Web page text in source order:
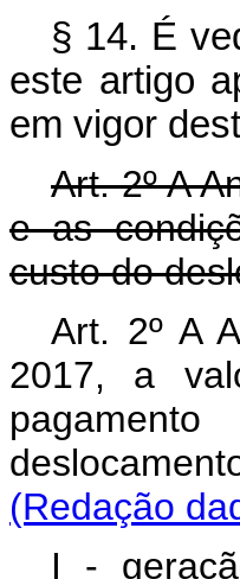
§ 14. É
este artigo
em vigor
Art. 2º A
e as
custo do
Art. 2º A
2017, a
(Redação
I -